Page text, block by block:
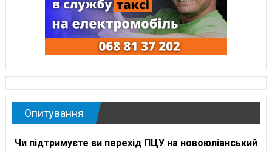
Опитування
Чи підтримуєте ви перехід ПЦУ на новоюліанський